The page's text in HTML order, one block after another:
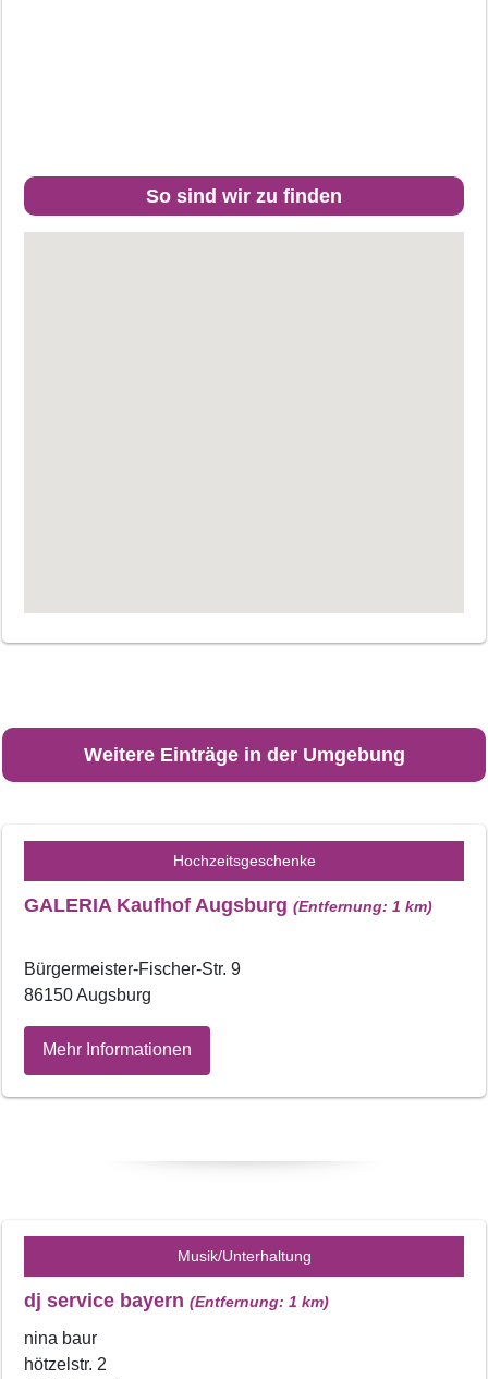
So sind wir zu finden
Weitere Einträge in der Umgebung
Hochzeitsgeschenke
GALERIA Kaufhof Augsburg (Entfernung: 1 km)
Bürgermeister-Fischer-Str. 9
86150 Augsburg
Mehr Informationen
Musik/Unterhaltung
dj service bayern (Entfernung: 1 km)
nina baur
hötzelstr. 2